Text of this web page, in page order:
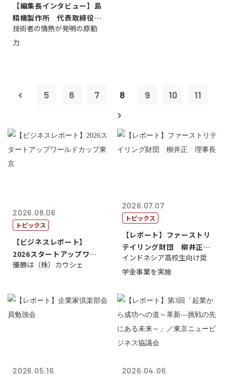
【編集長インタビュー】島
精機製作所 代表取締役
社 長 島 正...
技術者の情熱が発明の原動
力
5 6 7 8 9 10 11
2026.08.06
トピックス
【ビジネスレポート】
2026スタートアップワー
ルドカップ東京
優勝は（株）カウシェ
2026.07.07
トピックス
【レポート】ファーストリ
テイリング財団 柳井正
理事長
インドネシア高校生向け奨
学金事業を実施
2026.05.16 2026.04.06